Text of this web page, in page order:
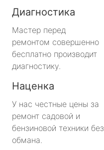
Диагностика
Мастер перед
ремонтом совершенно
бесплатно производит
диагностику.
Наценка
У нас честные цены за
ремонт садовой и
бензиновой техники без
обмана.